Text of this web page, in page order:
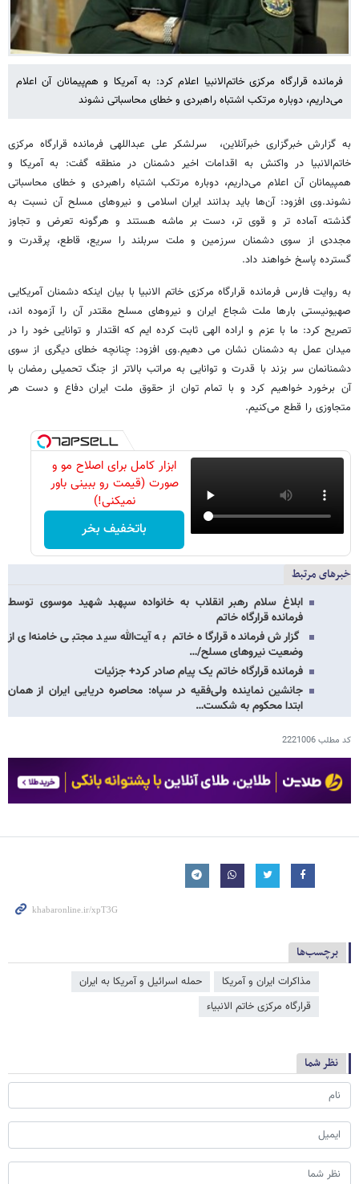
فرمانده قرارگاه مرکزی خاتم‌الانبیا اعلام کرد: به آمریکا و هم‌پیمانان آن اعلام
می‌داریم، دوباره مرتکب اشتباه راهبردی و خطای محاسباتی نشوند
به گزارش خبرگزاری خبرآنلاین، سرلشکر علی عبداللهی فرمانده قرارگاه مرکزی
خاتم‌الانبیا در واکنش به اقدامات اخیر دشمنان در منطقه گفت: به آمریکا و
همپیمانان آن اعلام می‌داریم، دوباره مرتکب اشتباه راهبردی و خطای محاسباتی
نشوند.وی افزود: آن‌ها باید بدانند ایران اسلامی و نیروهای مسلح آن نسبت به
گذشته آماده تر و قوی تر، دست بر ماشه هستند و هرگونه تعرض و تجاوز
مجددی از سوی دشمنان سرزمین و ملت سربلند را سریع، قاطع، پرقدرت و
گسترده پاسخ خواهند داد.
به روایت فارس فرمانده قرارگاه مرکزی خاتم الانبیا با بیان اینکه دشمنان آمریکایی
صهیونیستی بارها ملت شجاع ایران و نیروهای مسلح مقتدر آن را آزموده اند،
تصریح کرد: ما با عزم و اراده الهی ثابت کرده ایم که اقتدار و توانایی خود را در
میدان عمل به دشمنان نشان می دهیم.وی افزود: چنانچه خطای دیگری از سوی
دشمنانمان سر بزند با قدرت و توانایی به مراتب بالاتر از جنگ تحمیلی رمضان با
آن برخورد خواهیم کرد و با تمام توان از حقوق ملت ایران دفاع و دست هر
متجاوزی را قطع می‌کنیم.
ابزار کامل برای اصلاح مو و
صورت (قیمت رو ببینی باور
نمیکنی!)
باتخفیف بخر
خبرهای مرتبط
ابلاغ سلام رهبر انقلاب به خانواده سپهبد شهید موسوی توسط
فرمانده قرارگاه خاتم
گزارش فرمانده قرارگاه خاتم‌ به آیت‌الله سید مجتبی خامنه‌ای از
وضعیت نیروهای مسلح/…
فرمانده قرارگاه خاتم یک پیام صادر کرد+ جزئیات
جانشین نماینده ولی‌فقیه در سپاه: محاصره دریایی ایران از همان
ابتدا محکوم به شکست…
کد مطلب2221006
برچسب‌ها
مذاکرات ایران و آمریکا
حمله اسرائیل و آمریکا به ایران
قرارگاه مرکزی خاتم الانبیاء
نظر شما